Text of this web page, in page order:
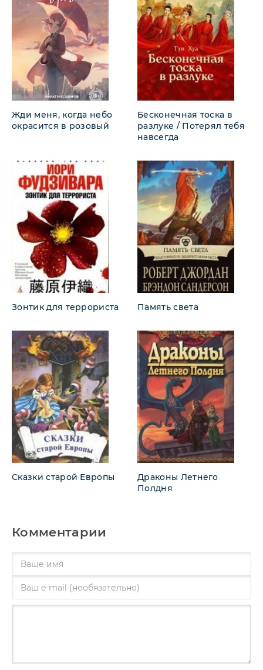
Жди меня, когда небо
окрасится в розовый
Бесконечная тоска в
разлуке / Потерял тебя
навсегда
Зонтик для террориста Память света
Сказки старой Европы
Драконы Летнего
Полдня
Комментарии